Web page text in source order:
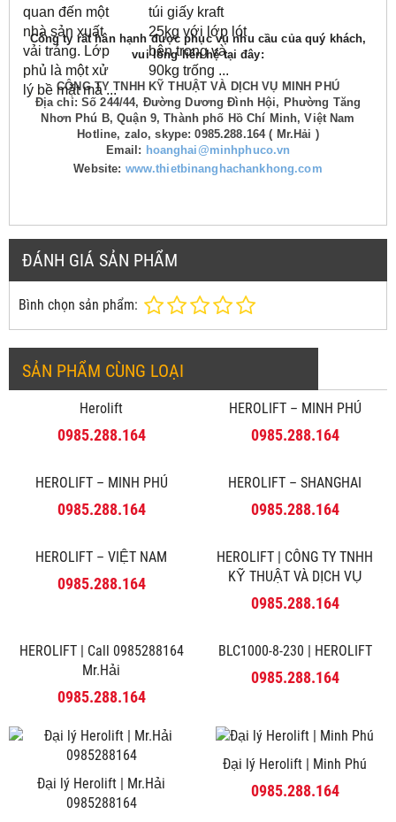
quan đến một
nhà sản xuất
vải tráng. Lớp
phủ là một xử
lý bề mặt mà ...
túi giấy kraft
25kg với lớp lót
bên trong và
90kg trống ...
Công ty rất hân hạnh được phục vụ nhu cầu của quý khách,
vui lòng liên hệ tại đây:
CÔNG TY TNHH KỸ THUẬT VÀ DỊCH VỤ MINH PHÚ
Địa chỉ: Số 244/44, Đường Dương Đình Hội, Phường Tăng
Nhơn Phú B, Quận 9, Thành phố Hồ Chí Minh, Việt Nam
Hotline, zalo, skype: 0985.288.164 ( Mr.Hải )
Email: hoanghai@minhphuco.vn
Website: www.thietbinanghachankhong.com
ĐÁNH GIÁ SẢN PHẨM
Bình chọn sản phẩm:
SẢN PHẨM CÙNG LOẠI
Herolift HEROLIFT – MINH PHÚ